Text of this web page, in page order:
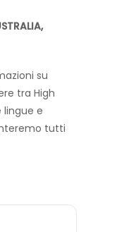
su
tra High
lingue e
tutti